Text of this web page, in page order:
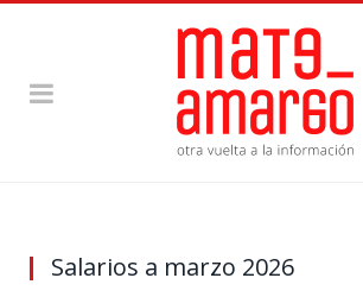
Salarios a marzo 2026